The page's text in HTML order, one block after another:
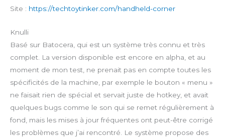
Site : https://techtoytinker.com/handheld-corner
Knulli
Basé sur Batocera, qui est un système très connu et très
complet. La version disponible est encore en alpha, et au
moment de mon test, ne prenait pas en compte toutes les
spécificités de la machine, par exemple le bouton « menu »
ne faisait rien de spécial et servait juste de hotkey, et avait
quelques bugs comme le son qui se remet régulièrement à
fond, mais les mises à jour fréquentes ont peut-être corrigé
les problèmes que j’ai rencontré. Le système propose des